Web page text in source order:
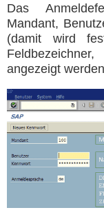
Das
Mandant,
(damit wird
angezeigt